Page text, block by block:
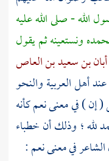
- صلى الله عليه
ونستعينه ثم يقول
أبان بن سعيد بن العاص
أهل العربية والنحو
إن ) في معنى نعم كأنه
لله ؛ وذلك أن خطباء
في معنى نعم :